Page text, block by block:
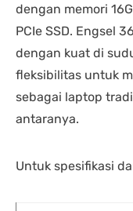
dengan memori
PCIe SSD. Engsel
dengan kuat di
fleksibilitas untuk
sebagai laptop
antaranya.
Untuk spesifikasi